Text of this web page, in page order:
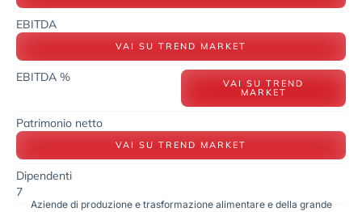
EBITDA
VAI SU TREND MARKET
EBITDA % VAI SU TREND
MARKET
Patrimonio netto
VAI SU TREND MARKET
Dipendenti
7
Aziende di produzione e trasformazione alimentare e della grande